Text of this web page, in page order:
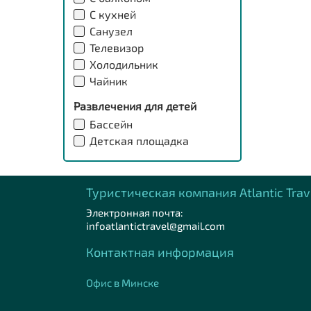
С кухней
Санузел
Телевизор
Холодильник
Чайник
Развлечения для детей
Бассейн
Детская площадка
Туристическая компания Аtlantic
Электронная почта:
infoatlantictravel@gmail.com
Контактная информация
Офис в Минске